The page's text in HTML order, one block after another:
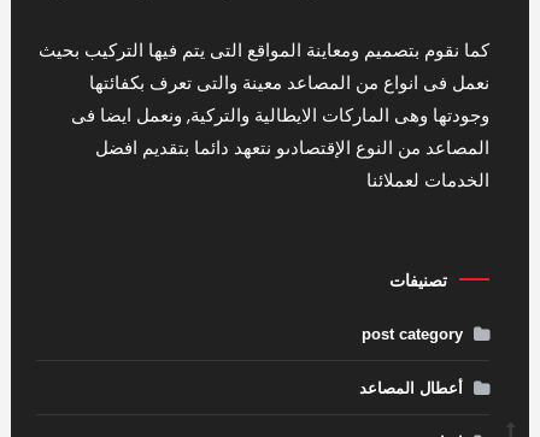
كما نقوم بتصميم ومعاينة المواقع التى يتم فيها التركيب بحيث
نعمل فى انواع من المصاعد معينة والتى تعرف بكفائتها
وجودتها وهى الماركات الايطالية والتركية, ونعمل ايضا فى
المصاعد من النوع الإقتصادىو نتعهد دائما بتقديم افضل
الخدمات لعملائنا
تصنيفات
post category
أعطال المصاعد